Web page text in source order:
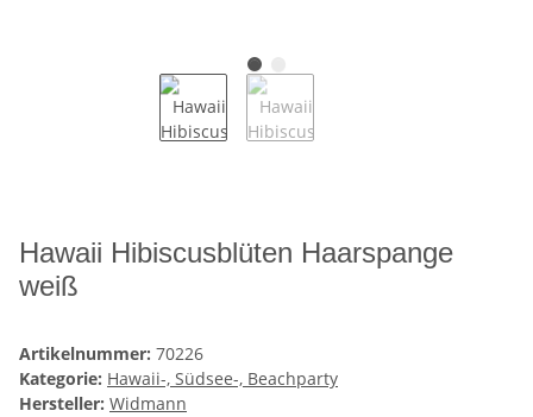
Hawaii Hibiscusblüten Haarspange
weiß
Artikelnummer: 70226
Kategorie: Hawaii-, Südsee-, Beachparty
Hersteller: Widmann